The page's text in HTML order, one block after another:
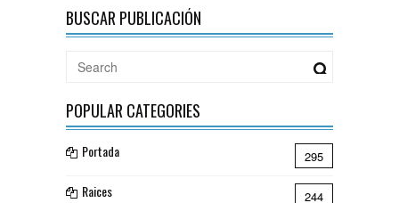
BUSCAR PUBLICACIÓN
POPULAR CATEGORIES
Portada 295
Raices 244